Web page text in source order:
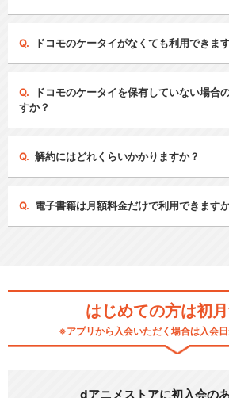
ドコモのケータイがなくても利用できま
ドコモのケータイを保有していない場合
すか？
解約にはどれくらいかかりますか？
電子書籍は月額料金だけで利用できます
はじめての方は初
※アプリから入会いただく場合は入会
dアニメストアに初入会の